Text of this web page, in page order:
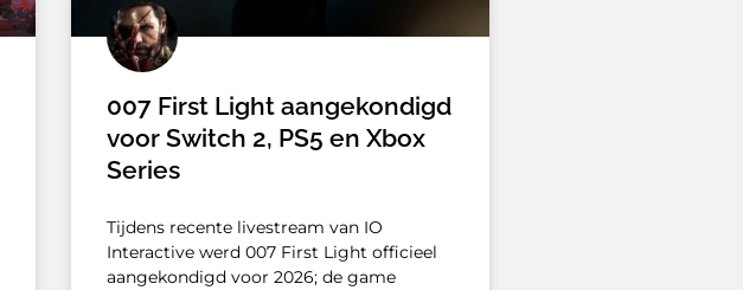
007 First Light aangekondigd
voor Switch 2, PS5 en Xbox
Series
Tijdens recente livestream van IO
Interactive werd 007 First Light officieel
aangekondigd voor 2026; de game